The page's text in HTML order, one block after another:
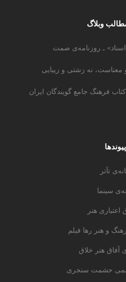
وبلاگ
ـ روزنامه‌ی صمت
نه زشتی و زیبایی
فرهنگ جامع گویندگان ایران
پیوندها
تآتر
سینما
هنر
و هنر رها فیلم
هنر خلاق
حشمت سنجری